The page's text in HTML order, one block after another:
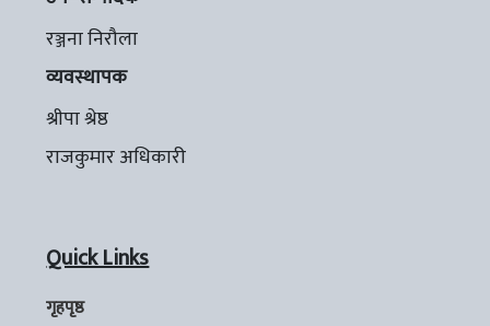
रञ्जना निरौला
व्यवस्थापक
श्रीपा श्रेष्ठ
राजकुमार अधिकारी
Quick Links
गृहपृष्ठ